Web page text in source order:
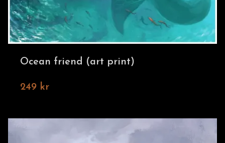
Ocean friend (art print)
249 kr